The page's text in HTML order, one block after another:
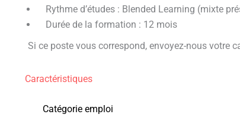
Rythme d’études : Blended Learning (mixte
Durée de la formation : 12 mois
Si ce poste vous correspond, envoyez-nous votre
Caractéristiques
Catégorie emploi